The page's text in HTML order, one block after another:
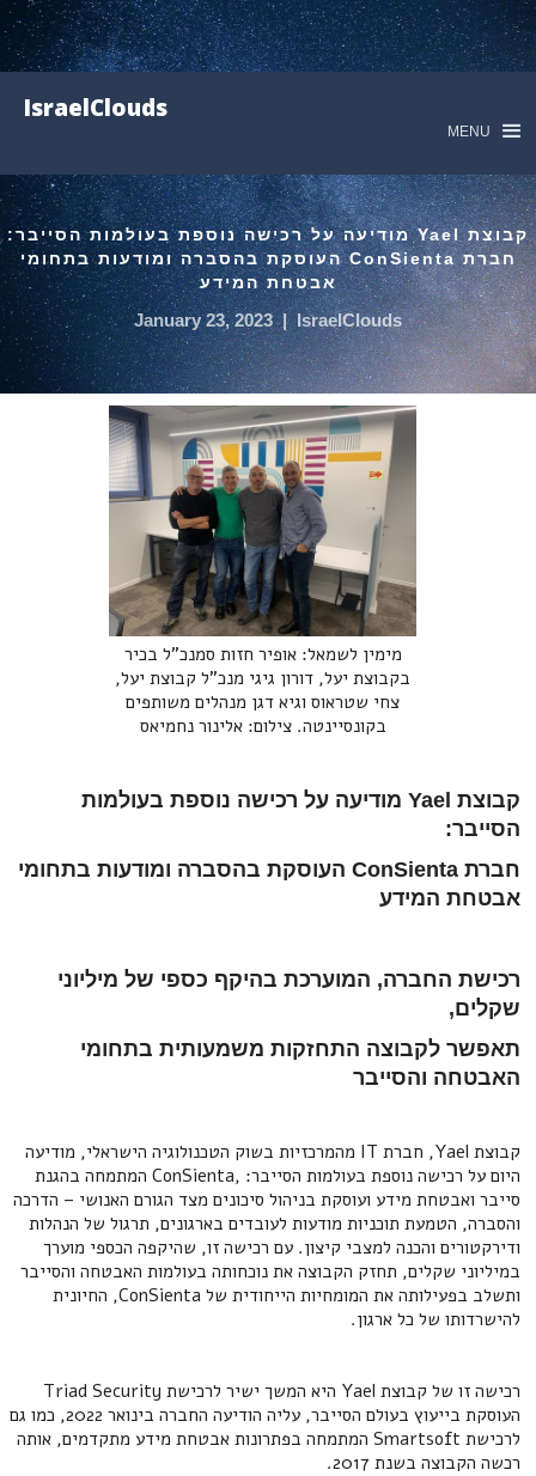
IsraelClouds
MENU
קבוצת Yael מודיעה על רכישה נוספת בעולמות הסייבר:
חברת ConSienta העוסקת בהסברה ומודעות בתחומי
אבטחת המידע
IsraelClouds
|
January 23, 2023
מימין לשמאל: אופיר חזות סמנכ"ל בכיר
בקבוצת יעל, דורון גיגי מנכ"ל קבוצת יעל,
צחי שטראוס וגיא דגן מנהלים משותפים
בקונסיינטה. צילום: אלינור נחמיאס
קבוצת Yael מודיעה על רכישה נוספת בעולמות
הסייבר:
חברת ConSienta העוסקת בהסברה ומודעות בתחומי
אבטחת המידע
רכישת החברה, המוערכת בהיקף כספי של מיליוני
שקלים,
תאפשר לקבוצה התחזקות משמעותית בתחומי
האבטחה והסייבר
קבוצת Yael, חברת IT מהמרכזיות בשוק הטכנולוגיה הישראלי, מודיעה
היום על רכישה נוספת בעולמות הסייבר: ,ConSienta המתמחה בהגנת
סייבר ואבטחת מידע ועוסקת בניהול סיכונים מצד הגורם האנושי – הדרכה
והסברה, הטמעת תוכניות מודעות לעובדים בארגונים, תרגול של הנהלות
ודירקטורים והכנה למצבי קיצון. עם רכישה זו, שהיקפה הכספי מוערך
במיליוני שקלים, תחזק הקבוצה את נוכחותה בעולמות האבטחה והסייבר
ותשלב בפעילותה את המומחיות הייחודית של ConSienta, החיונית
להישרדותו של כל ארגון.
רכישה זו של קבוצת Yael היא המשך ישיר לרכישת Triad Security
העוסקת בייעוץ בעולם הסייבר, עליה הודיעה החברה בינואר 2022, כמו גם
לרכישת Smartsoft המתמחה בפתרונות אבטחת מידע מתקדמים, אותה
רכשה הקבוצה בשנת 2017.